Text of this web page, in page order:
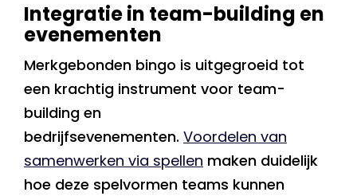
Integratie in team-building en
evenementen
Merkgebonden bingo is uitgegroeid tot
een krachtig instrument voor team-
building en
bedrijfsevenementen. Voordelen van
samenwerken via spellen maken duidelijk
hoe deze spelvormen teams kunnen